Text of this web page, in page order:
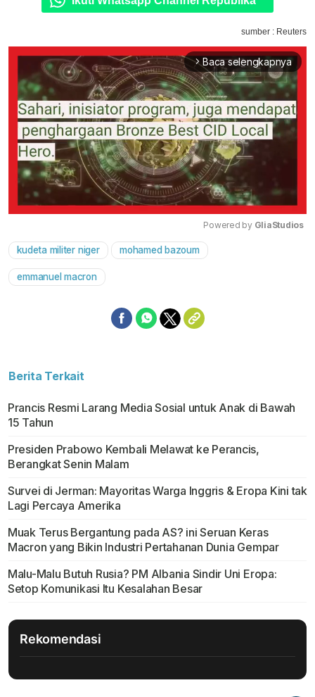
sumber : Reuters
arrow_forward_ios Baca selengkapnya
Powered by GliaStudios
kudeta militer niger mohamed bazoum
emmanuel macron
Berita Terkait
Prancis Resmi Larang Media Sosial untuk Anak di Bawah
15 Tahun
Presiden Prabowo Kembali Melawat ke Perancis,
Berangkat Senin Malam
Survei di Jerman: Mayoritas Warga Inggris & Eropa Kini tak
Lagi Percaya Amerika
Muak Terus Bergantung pada AS? ini Seruan Keras
Macron yang Bikin Industri Pertahanan Dunia Gempar
Malu-Malu Butuh Rusia? PM Albania Sindir Uni Eropa:
Setop Komunikasi Itu Kesalahan Besar
Rekomendasi